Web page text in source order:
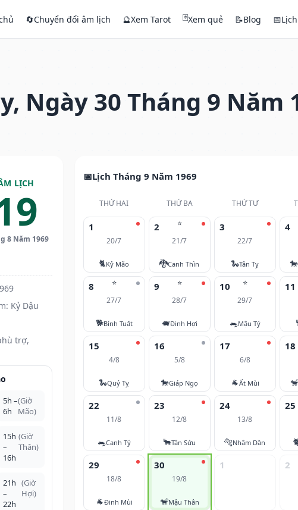
🔄Chuyển đổi âm lịch 🔮Xem Tarot 🃏Xem quẻ 📝Blog 📅
Ngày 30 Tháng 9 Năm
LỊCH
8 Năm 1969
Kỷ Dậu
trợ,
5h –
6h
(Giờ
Mão)
15h
–
16h
(Giờ
Thân)
21h
–
22h
(Giờ
Hợi)
Lịch Tháng 9 Năm 1969
THỨ HAI THỨ BA THỨ TƯ
1
20/7
🐈Kỷ Mão
⭐
2
21/7
🐉Canh Thìn
3
22/7
🐍Tân Tỵ
4
🐎
⭐
8
27/7
🐕Bính Tuất
⭐
9
28/7
🐖Đinh Hợi
⭐
10
29/7
🐀Mậu Tý
11
15
4/8
🐍Quý Tỵ
16
5/8
🐎Giáp Ngọ
17
6/8
🐐Ất Mùi
18
🐒
22
11/8
🐀Canh Tý
23
12/8
🐂Tân Sửu
24
13/8
🐅Nhâm Dần
25
29
18/8
🐐Đinh Mùi
30
19/8
🐒Mậu Thân
1 2